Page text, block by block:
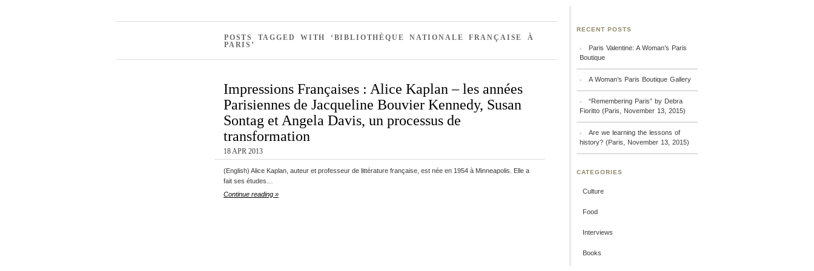
POSTS TAGGED WITH ‘BIBLIOTHÈQUE NATIONALE FRANÇAISE À
PARIS’
Impressions Françaises : Alice Kaplan – les années
Parisiennes de Jacqueline Bouvier Kennedy, Susan
Sontag et Angela Davis, un processus de
transformation
18 APR 2013
(English) Alice Kaplan, auteur et professeur de littérature française, est née en 1954 à Minneapolis. Elle a
fait ses études…
Continue reading »
RECENT POSTS
Paris Valentine: A Woman’s Paris
Boutique
A Woman’s Paris Boutique Gallery
“Remembering Paris” by Debra
Fioritto (Paris, November 13, 2015)
Are we learning the lessons of
history? (Paris, November 13, 2015)
CATEGORIES
Culture
Food
Interviews
Books